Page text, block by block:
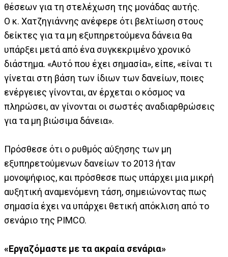
θέσεων για τη στελέχωση της μονάδας αυτής.
Ο κ. Χατζηγιάννης ανέφερε ότι βελτίωση στους
δείκτες για τα μη εξυπηρετούμενα δάνεια θα
υπάρξει μετά από ένα συγκεκριμένο χρονικό
διάστημα. «Αυτό που έχει σημασία», είπε, «είναι τι
γίνεται στη βάση των ίδιων των δανείων, ποιες
ενέργειες γίνονται, αν έρχεται ο κόσμος να
πληρώσει, αν γίνονται οι σωστές αναδιαρθρώσεις
για τα μη βιώσιμα δάνεια».
Πρόσθεσε ότι ο ρυθμός αύξησης των μη
εξυπηρετούμενων δανείων το 2013 ήταν
μονοψήφιος, και πρόσθεσε πως υπάρχει μια μικρή
αυξητική αναμενόμενη τάση, σημειώνοντας πως
σημασία έχει να υπάρχει θετική απόκλιση από το
σενάριο της PIMCO.
«Εργαζόμαστε με τα ακραία σενάρια»